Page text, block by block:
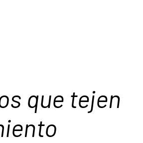
que tejen